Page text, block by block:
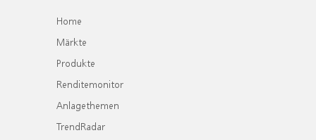
Home
Märkte
Produkte
Renditemonitor
Anlagethemen
TrendRadar